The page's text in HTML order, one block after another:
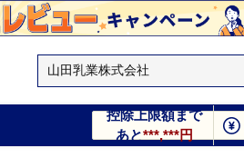
控除上限額まで
あと***,***円